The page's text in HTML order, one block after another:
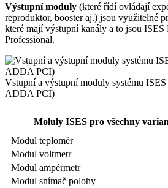
Výstupní moduly (které řídí ovládají
reproduktor, booster aj.) jsou využitelné
které mají výstupní kanály a to jsou ISES
Professional.
Vstupní a výstupní moduly systému
ADDA PCI)
Moluly ISES pro všechny
Modul teploměr
Modul voltmetr
Modul ampérmetr
Modul snímač polohy